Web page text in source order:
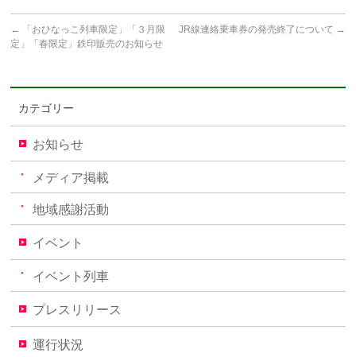
←
「おひなっこ列車限定」「３月限
定」「春限定」鉄印販売のお知らせ
JR線連絡乗車券の発売終了について →
カテゴリー
お知らせ
メディア掲載
地域感謝活動
イベント
イベント列車
プレスリリース
運行状況